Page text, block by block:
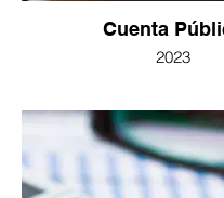
Cuenta
2023